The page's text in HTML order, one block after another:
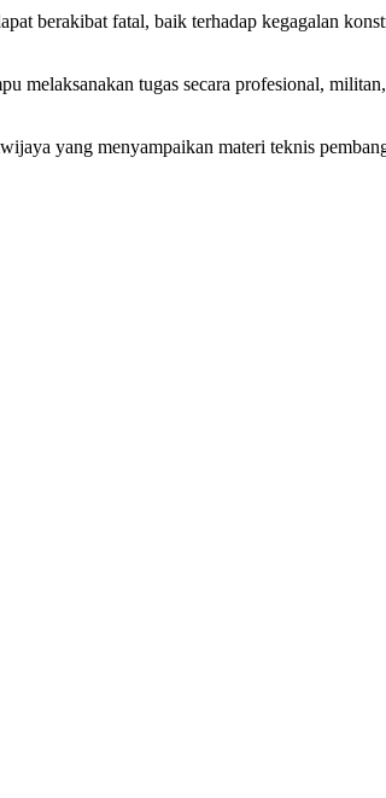
berakibat fatal, baik terhadap kegagalan
tugas secara profesional,
yang menyampaikan materi teknis